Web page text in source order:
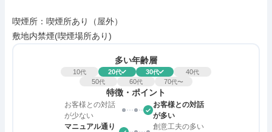
喫煙所：喫煙所あり（屋外）
敷地内禁煙(喫煙場所あり)
多い年齢層
10代 20代 30代 40代
50代 60代 70代〜
特徴・ポイント
お客様との対話
が少ない
お客様との対話
が多い
マニュアル通り
創意工夫の多い